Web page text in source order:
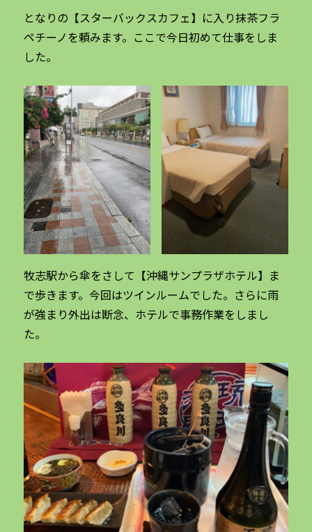
となりの【スターバックスカフェ】に入り抹茶フラ
ペチーノを頼みます。ここで今日初めて仕事をしま
した。
牧志駅から傘をさして【沖縄サンプラザホテル】ま
で歩きます。今回はツインルームでした。さらに雨
が強まり外出は断念、ホテルで事務作業をしまし
た。